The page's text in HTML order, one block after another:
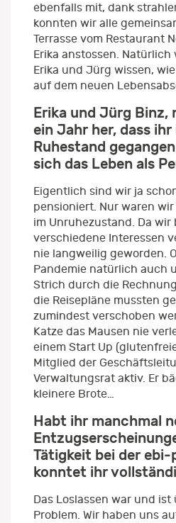
ebenfalls mit, dank
konnten wir alle
Terrasse vom Restaurant
Erika anstossen.
Erika und Jürg wissen,
auf dem neuen
Erika und Jürg Binz,
ein Jahr her, dass ihr
Ruhestand
sich das Leben als
Eigentlich sind wir ja
pensioniert. Nur waren
im Unruhezustand. Da wir
verschiedene Interessen
nie langweilig geworden.
Pandemie natürlich auch
Strich durch die
die Reisepläne mussten
zumindest verschoben
Katze das Mausen nie
einem Start Up
Mitglied der
Verwaltungsrat aktiv. Er
kleinere Brote…
Habt ihr manchmal
Tätigkeit bei der ebi-
konntet ihr
Das Loslassen war und
Problem. Wir haben uns